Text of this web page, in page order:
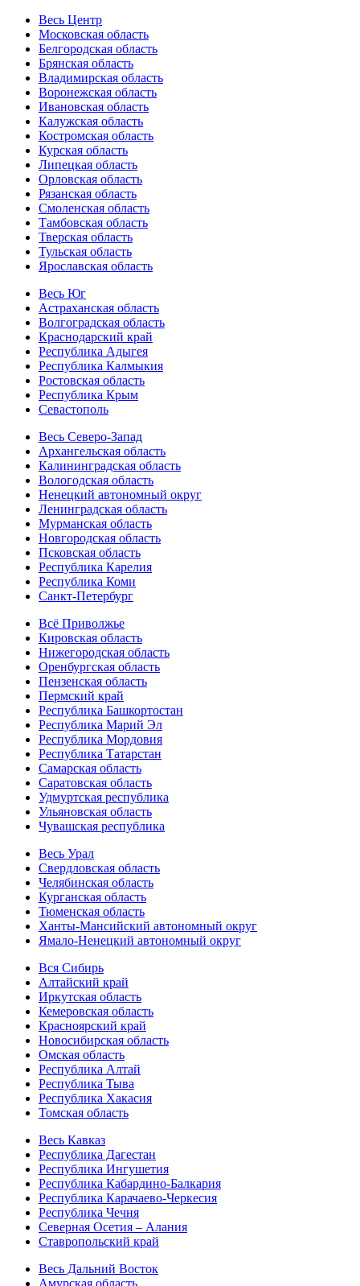
Весь Центр
Московская область
Белгородская область
Брянская область
Владимирская область
Воронежская область
Ивановская область
Калужская область
Костромская область
Курская область
Липецкая область
Орловская область
Рязанская область
Смоленская область
Тамбовская область
Тверская область
Тульская область
Ярославская область
Весь Юг
Астраханская область
Волгоградская область
Краснодарский край
Республика Адыгея
Республика Калмыкия
Ростовская область
Республика Крым
Севастополь
Весь Северо-Запад
Архангельская область
Калининградская область
Вологодская область
Ненецкий автономный округ
Ленинградская область
Мурманская область
Новгородская область
Псковская область
Республика Карелия
Республика Коми
Санкт-Петербург
Всё Приволжье
Кировская область
Нижегородская область
Оренбургская область
Пензенская область
Пермский край
Республика Башкортостан
Республика Марий Эл
Республика Мордовия
Республика Татарстан
Самарская область
Саратовская область
Удмуртская республика
Ульяновская область
Чувашская республика
Весь Урал
Свердловская область
Челябинская область
Курганская область
Тюменская область
Ханты-Мансийский автономный округ
Ямало-Ненецкий автономный округ
Вся Сибирь
Алтайский край
Иркутская область
Кемеровская область
Красноярский край
Новосибирская область
Омская область
Республика Алтай
Республика Тыва
Республика Хакасия
Томская область
Весь Кавказ
Республика Дагестан
Республика Ингушетия
Республика Кабардино-Балкария
Республика Карачаево-Черкесия
Республика Чечня
Северная Осетия – Алания
Ставропольский край
Весь Дальний Восток
Амурская область